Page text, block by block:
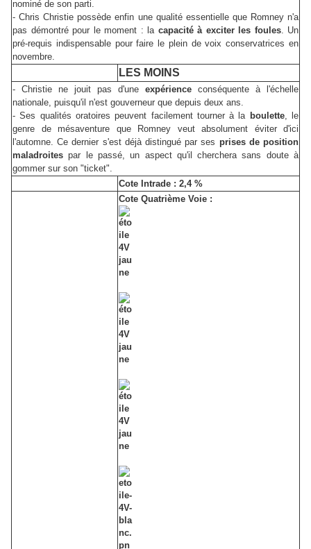
nominé de son parti.
- Chris Christie possède enfin une qualité essentielle que Romney n'a
pas démontré pour le moment : la capacité à exciter les foules. Un
pré-requis indispensable pour faire le plein de voix conservatrices en
novembre.
LES MOINS
- Christie ne jouit pas d'une expérience conséquente à l'échelle
nationale, puisqu'il n'est gouverneur que depuis deux ans.
- Ses qualités oratoires peuvent facilement tourner à la boulette, le
genre de mésaventure que Romney veut absolument éviter d'ici
l'automne. Ce dernier s'est déjà distingué par ses prises de position
maladroites par le passé, un aspect qu'il cherchera sans doute à
gommer sur son "ticket".
Cote Intrade : 2,4 %
Cote Quatrième Voie :